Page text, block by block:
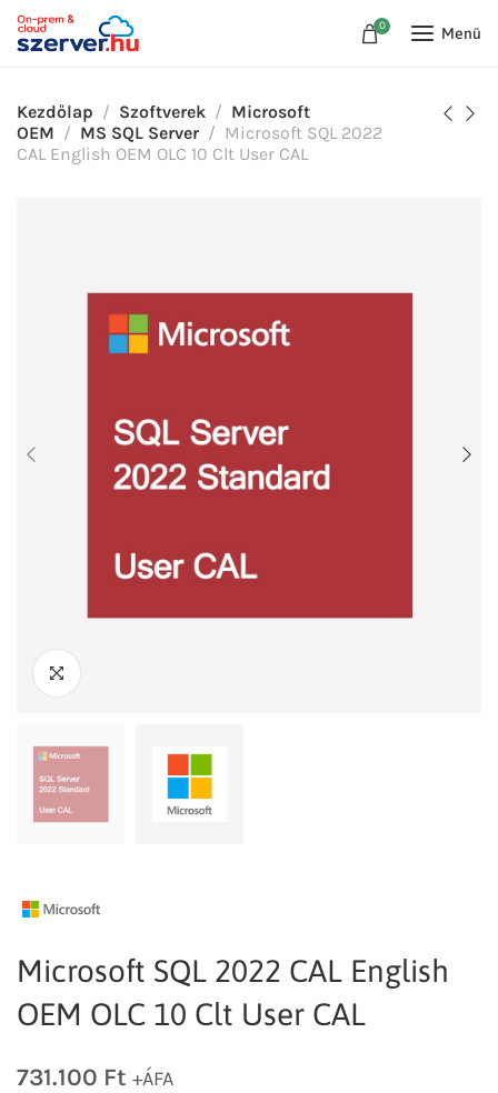
0 Menü
Kezdőlap Szoftverek
Microsoft
OEM
MS SQL Server
Microsoft SQL 2022
CAL English OEM OLC 10 Clt User CAL
Microsoft SQL 2022 CAL English
OEM OLC 10 Clt User CAL
731.100 Ft +ÁFA